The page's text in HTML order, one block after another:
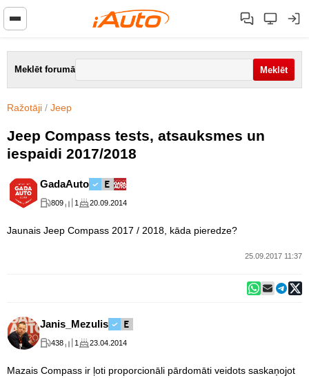
Meklēt forumā
Ražotāji / Jeep
Jeep Compass tests, atsauksmes un
iespaidi 2017/2018
GadaAuto
809 1 20.09.2014
Jaunais Jeep Compass 2017 / 2018, kāda pieredze?
25.09.2017 11:37
Janis_Mezulis
438 1 23.04.2014
Mazais Compass ir ļoti proporcionāli pārdomāti veidots saskaņojot